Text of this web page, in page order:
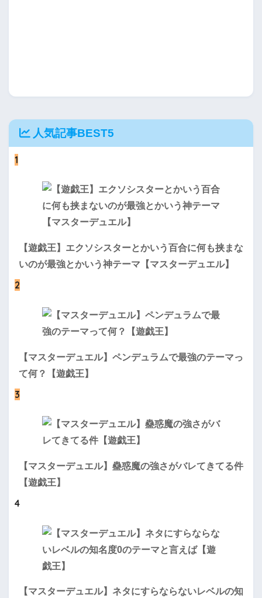
人気記事BEST5
1
【遊戯王】エクソシスターとかいう百合に何も挟まな
いのが最強とかいう神テーマ【マスターデュエル】
2
【マスターデュエル】ペンデュラムで最強のテーマっ
て何？【遊戯王】
3
【マスターデュエル】蠱惑魔の強さがバレてきてる件
【遊戯王】
4
【マスターデュエル】ネタにすらならないレベルの知